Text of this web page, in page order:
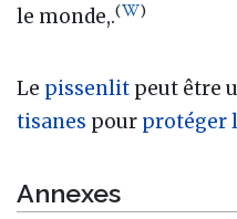
le monde,.( )
Le pissenlit peut être
tisanes pour protéger
Annexes